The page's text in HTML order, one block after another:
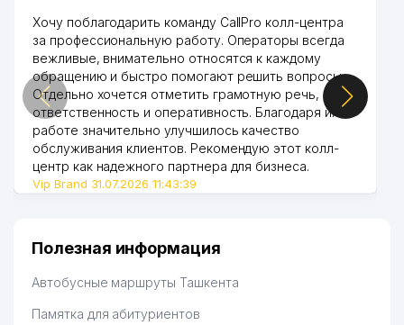
Хочу поблагодарить команду CallPro колл-центра
за профессиональную работу. Операторы всегда
вежливые, внимательно относятся к каждому
обращению и быстро помогают решить вопросы.
Отдельно хочется отметить грамотную речь,
ответственность и оперативность. Благодаря их
работе значительно улучшилось качество
обслуживания клиентов. Рекомендую этот колл-
центр как надежного партнера для бизнеса.
Vip Brand 31.07.2026 11:43:39
Полезная информация
Автобусные маршруты Ташкента
Памятка для абитуриентов